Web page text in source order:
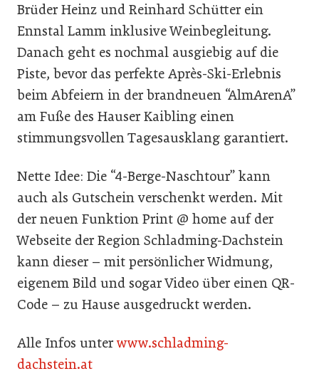
Brüder Heinz und Reinhard Schütter ein
Ennstal Lamm inklusive Weinbegleitung.
Danach geht es nochmal ausgiebig auf die
Piste, bevor das perfekte Après-Ski-Erlebnis
beim Abfeiern in der brandneuen “AlmArenA”
am Fuße des Hauser Kaibling einen
stimmungsvollen Tagesausklang garantiert.
Nette Idee: Die “4-Berge-Naschtour” kann
auch als Gutschein verschenkt werden. Mit
der neuen Funktion Print @ home auf der
Webseite der Region Schladming-Dachstein
kann dieser – mit persönlicher Widmung,
eigenem Bild und sogar Video über einen QR-
Code – zu Hause ausgedruckt werden.
Alle Infos unterwww.schladming-
dachstein.at